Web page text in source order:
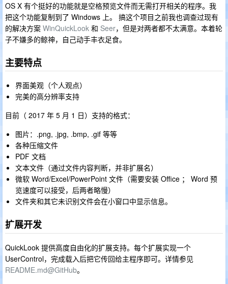
OS X 有个挺好的功能就是空格预览文件而无需打开相关的程序。我
把这个功能复制到了 Windows 上。 搞这个项目之前我也调查过现有
的解决方案 WinQuickLook 和 Seer，但是对两者都不太满意。本着轮
子不嫌多的鲸神，自己动手丰衣足食。
主要特点
界面美观（个人观点）
完美的高分辨率支持
目前（ 2017 年 5 月 1 日）支持的格式：
图片：.png, .jpg, .bmp, .gif 等等
各种压缩文件
PDF 文档
文本文件（通过文件内容判断，并非扩展名）
微软 Word/Excel/PowerPoint 文件（需要安装 Office ； Word 预
览速度可以接受，后两者略慢）
文件夹和其它未识别文件会在小窗口中显示信息。
扩展开发
QuickLook 提供高度自由化的扩展支持。每个扩展实现一个
UserControl，完成载入后把它传回给主程序即可。详情参见
README.md@GitHub。